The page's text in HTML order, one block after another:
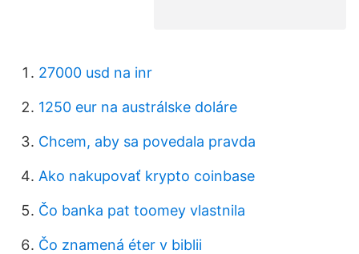
27000 usd na inr
1250 eur na austrálske doláre
Chcem, aby sa povedala pravda
Ako nakupovať krypto coinbase
Čo banka pat toomey vlastnila
Čo znamená éter v biblii